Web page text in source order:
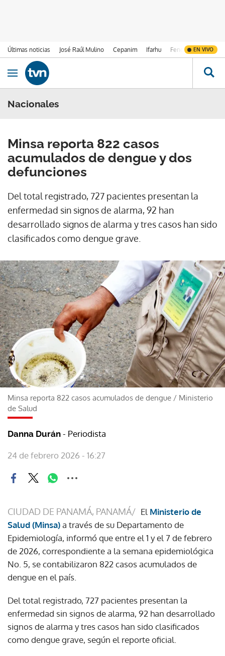
Últimas noticias José Raúl Mulino Cepanim Ifarhu Fenómeno de El
EN VIVO
Ir al contenido
Obrir navegació
Nacionales
Minsa reporta 822 casos
acumulados de dengue y dos
defunciones
Del total registrado, 727 pacientes presentan la
enfermedad sin signos de alarma, 92 han
desarrollado signos de alarma y tres casos han sido
clasificados como dengue grave.
Minsa reporta 822 casos acumulados de dengue / Ministerio
de Salud
Danna Durán - Periodista
24 de febrero 2026 - 16:27
CIUDAD DE PANAMÁ, PANAMÁ/ El Ministerio de
Salud (Minsa)a través de su Departamento de
Epidemiología, informó que entre el 1 y el 7 de febrero
de 2026, correspondiente a la semana epidemiológica
No. 5, se contabilizaron 822 casos acumulados de
dengue en el país.
Del total registrado, 727 pacientes presentan la
enfermedad sin signos de alarma, 92 han desarrollado
signos de alarma y tres casos han sido clasificados
como dengue grave, según el reporte oficial.